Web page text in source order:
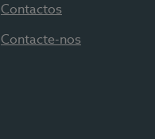
Contactos
Contacte-nos